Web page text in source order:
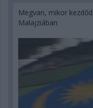
Megvan, mikor
Malajziában